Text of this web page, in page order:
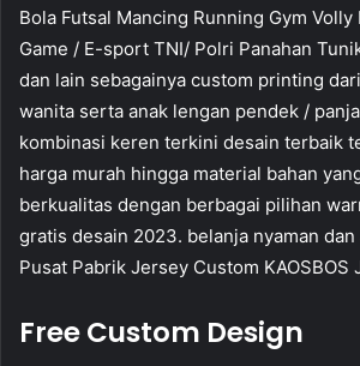
Bola Futsal Mancing Running Gym
Game / E-sport TNI/ Polri Panahan
dan lain sebagainya custom printing
wanita serta anak lengan pendek /
kombinasi keren terkini desain terbaik
harga murah hingga material bahan
berkualitas dengan berbagai pilihan
gratis desain 2023. belanja nyaman
Pusat Pabrik Jersey Custom KAOSBOS
Free Custom Design